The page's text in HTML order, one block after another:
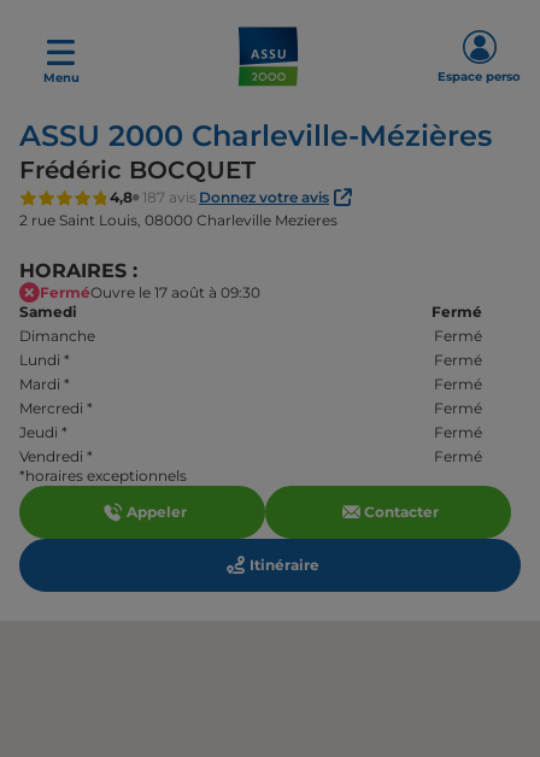
Menu Espace perso
ASSU 2000 Charleville-Mézières
Frédéric BOCQUET
4,8 187 avis Donnez votre avis
2 rue Saint Louis, 08000 Charleville Mezieres
HORAIRES :
FerméOuvre le 17 août à 09:30
Samedi
Fermé
Dimanche
Fermé
Lundi *
Fermé
Mardi *
Fermé
Mercredi *
Fermé
Jeudi *
Fermé
Vendredi *
Fermé
*horaires exceptionnels
Appeler
Contacter
Itinéraire